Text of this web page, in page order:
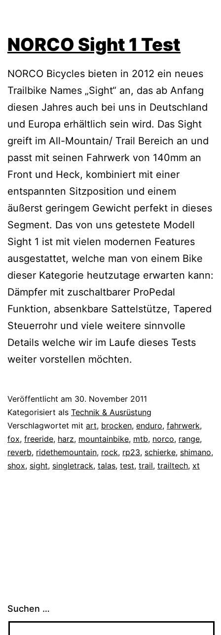
NORCO Sight 1 Test
NORCO Bicycles bieten in 2012 ein neues
Trailbike Names „Sight“ an, das ab Anfang
diesen Jahres auch bei uns in Deutschland
und Europa erhältlich sein wird. Das Sight
greift im All-Mountain/ Trail Bereich an und
passt mit seinen Fahrwerk von 140mm an
Front und Heck, kombiniert mit einer
entspannten Sitzposition und einem
äußerst geringem Gewicht perfekt in dieses
Segment. Das von uns getestete Modell
Sight 1 ist mit vielen modernen Features
ausgestattet, welche man von einem Bike
dieser Kategorie heutzutage erwarten kann:
Dämpfer mit zuschaltbarer ProPedal
Funktion, absenkbare Sattelstütze, Tapered
Steuerrohr und viele weitere sinnvolle
Details welche wir im Laufe dieses Tests
weiter vorstellen möchten.
Veröffentlicht am 30. November 2011
Kategorisiert als Technik & Ausrüstung
Verschlagwortet mit art, brocken, enduro, fahrwerk,
fox, freeride, harz, mountainbike, mtb, norco, range,
reverb, ridethemountain, rock, rp23, schierke, shimano,
shox, sight, singletrack, talas, test, trail, trailtech, xt
Suchen …